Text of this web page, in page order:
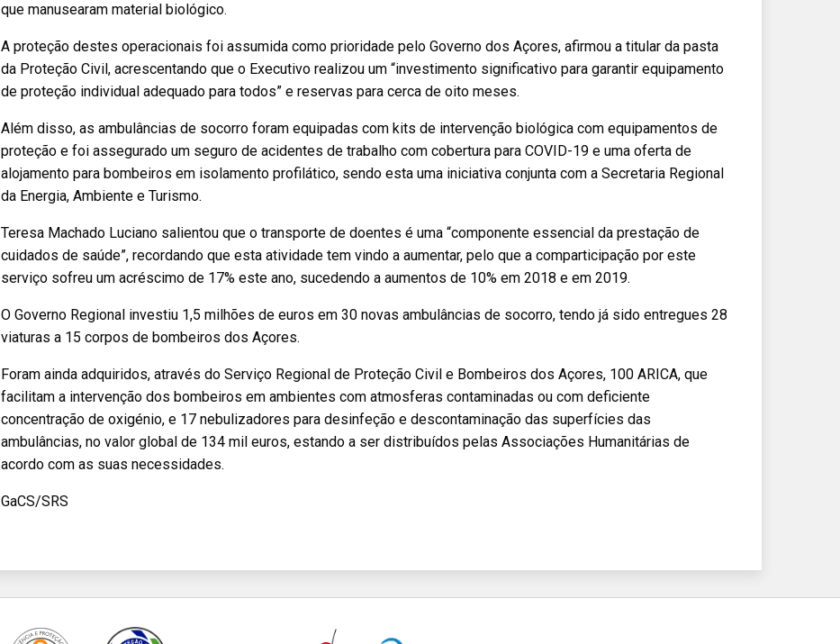
que manusearam material biológico.
A proteção destes operacionais foi assumida como prioridade pelo Governo dos Açores, afirmou a titular da pasta
da Proteção Civil, acrescentando que o Executivo realizou um “investimento significativo para garantir equipamento
de proteção individual adequado para todos” e reservas para cerca de oito meses.
Além disso, as ambulâncias de socorro foram equipadas com kits de intervenção biológica com equipamentos de
proteção e foi assegurado um seguro de acidentes de trabalho com cobertura para COVID-19 e uma oferta de
alojamento para bombeiros em isolamento profilático, sendo esta uma iniciativa conjunta com a Secretaria Regional
da Energia, Ambiente e Turismo.
Teresa Machado Luciano salientou que o transporte de doentes é uma “componente essencial da prestação de
cuidados de saúde”, recordando que esta atividade tem vindo a aumentar, pelo que a comparticipação por este
serviço sofreu um acréscimo de 17% este ano, sucedendo a aumentos de 10% em 2018 e em 2019.
O Governo Regional investiu 1,5 milhões de euros em 30 novas ambulâncias de socorro, tendo já sido entregues 28
viaturas a 15 corpos de bombeiros dos Açores.
Foram ainda adquiridos, através do Serviço Regional de Proteção Civil e Bombeiros dos Açores, 100 ARICA, que
facilitam a intervenção dos bombeiros em ambientes com atmosferas contaminadas ou com deficiente
concentração de oxigénio, e 17 nebulizadores para desinfeção e descontaminação das superfícies das
ambulâncias, no valor global de 134 mil euros, estando a ser distribuídos pelas Associações Humanitárias de
acordo com as suas necessidades.
GaCS/SRS